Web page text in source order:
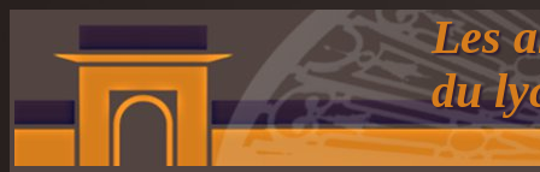
Les
du